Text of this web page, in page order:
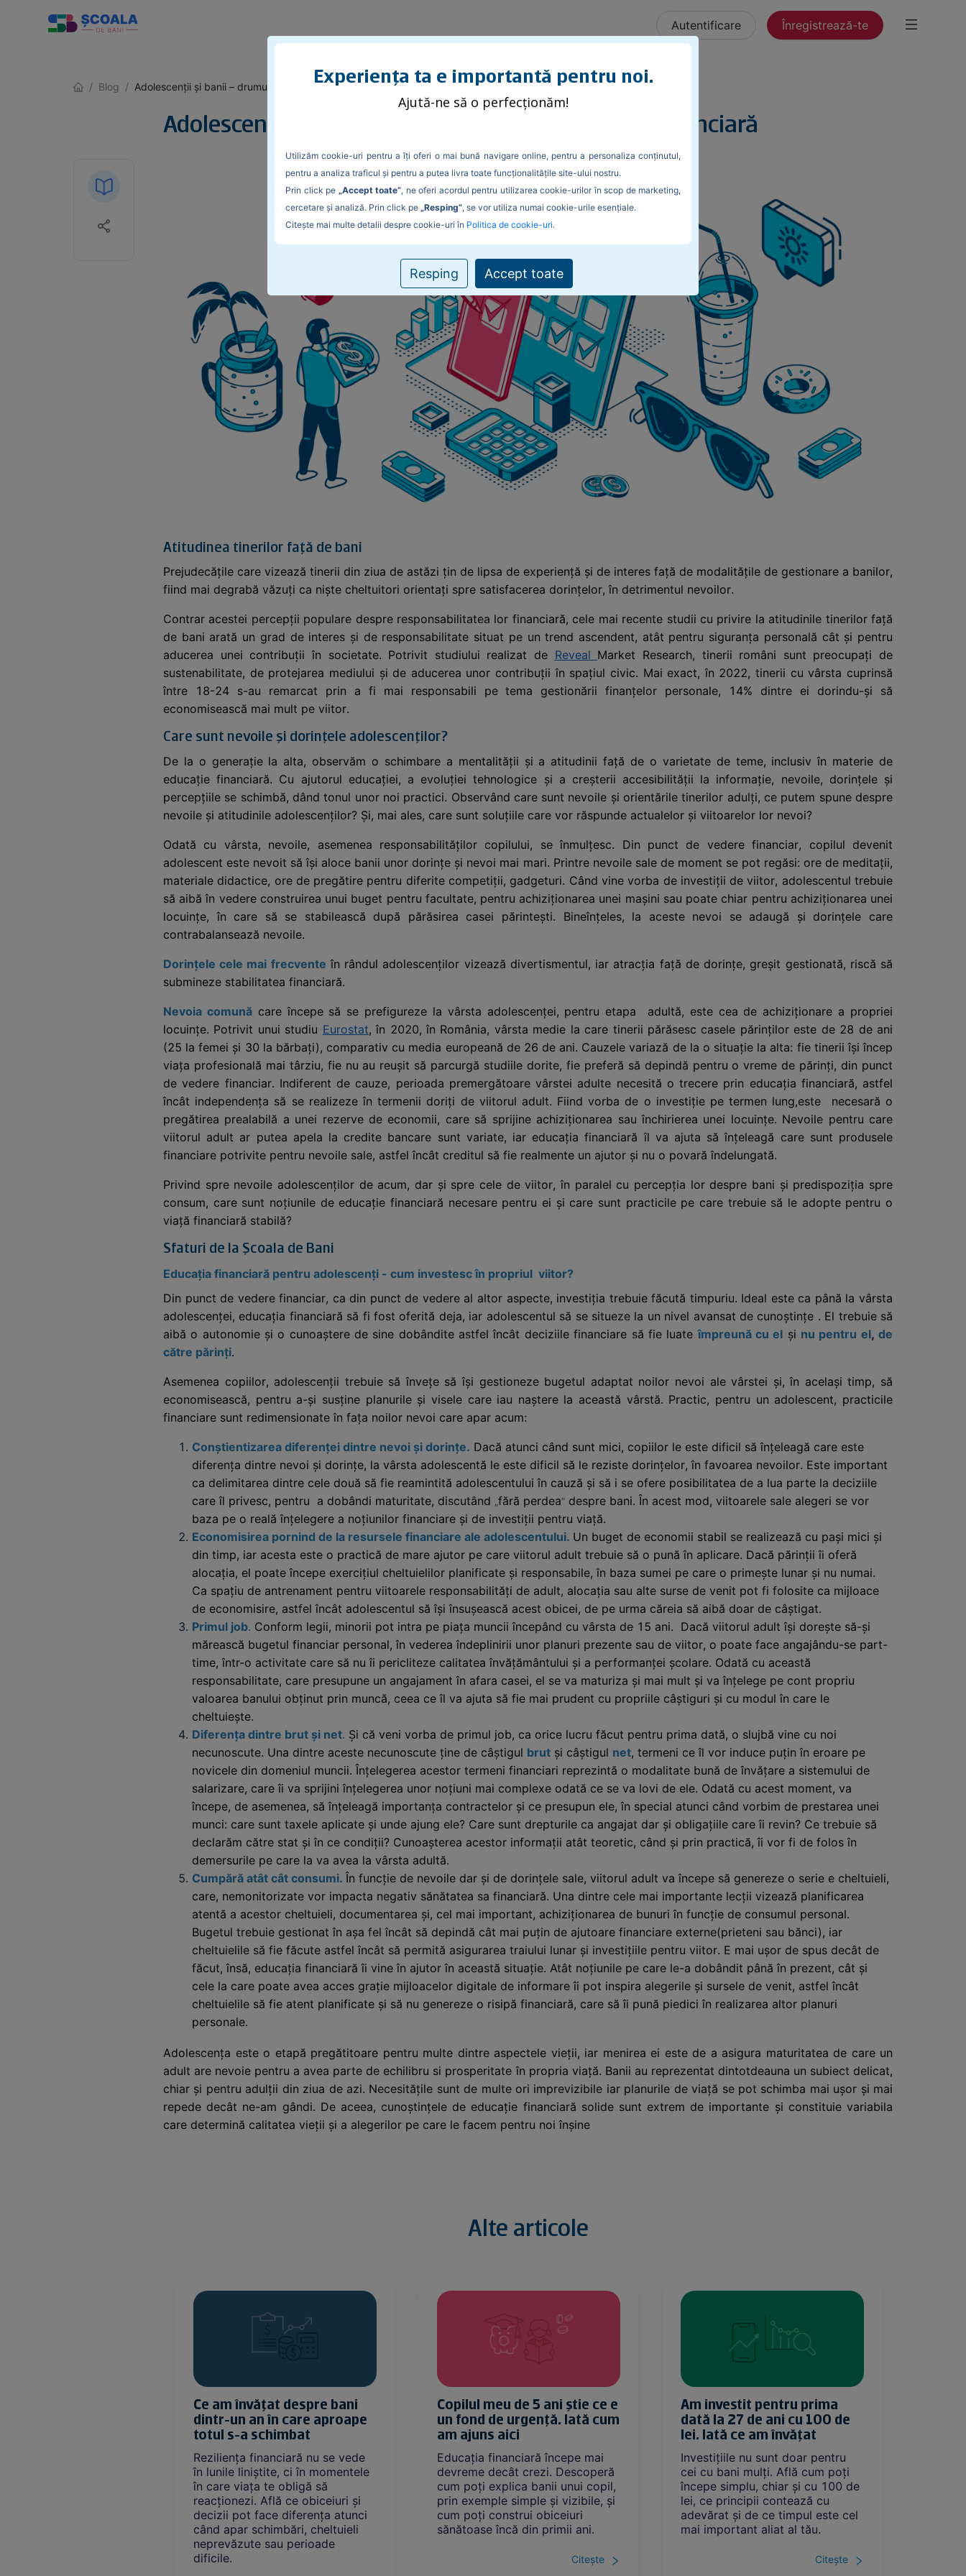
Autentificare Înregistrează-te
/ Blog / Adolescenții și banii – drumul spre maturitatea financiară
Adolescenții și banii – drumul spre maturitatea financiară
Atitudinea tinerilor față de bani
Prejudecățile care vizează tinerii din ziua de astăzi țin de lipsa de experiență și de interes față de modalitățile de gestionare a banilor,
fiind mai degrabă văzuți ca niște cheltuitori orientați spre satisfacerea dorințelor, în detrimentul nevoilor.
Contrar acestei percepții populare despre responsabilitatea lor financiară, cele mai recente studii cu privire la atitudinile tinerilor față
de bani arată un grad de interes și de responsabilitate situat pe un trend ascendent, atât pentru siguranța personală cât și pentru
aducerea unei contribuții în societate. Potrivit studiului realizat de Reveal Market Research, tinerii români sunt preocupați de
sustenabilitate, de protejarea mediului și de aducerea unor contribuții în spațiul civic. Mai exact, în 2022, tinerii cu vârsta cuprinsă
între 18-24 s-au remarcat prin a fi mai responsabili pe tema gestionării finanțelor personale, 14% dintre ei dorindu-și să
economisească mai mult pe viitor.
Care sunt nevoile și dorințele adolescenților?
De la o generație la alta, observăm o schimbare a mentalității și a atitudinii față de o varietate de teme, inclusiv în materie de
educație financiară. Cu ajutorul educației, a evoluției tehnologice și a creșterii accesibilității la informație, nevoile, dorințele și
percepțiile se schimbă, dând tonul unor noi practici. Observând care sunt nevoile și orientările tinerilor adulți, ce putem spune despre
nevoile și atitudinile adolescenților? Și, mai ales, care sunt soluțiile care vor răspunde actualelor și viitoarelor lor nevoi?
Odată cu vârsta, nevoile, asemenea responsabilităților copilului, se înmulțesc. Din punct de vedere financiar, copilul devenit
adolescent este nevoit să își aloce banii unor dorințe și nevoi mai mari. Printre nevoile sale de moment se pot regăsi: ore de meditații,
materiale didactice, ore de pregătire pentru diferite competiții, gadgeturi. Când vine vorba de investiții de viitor, adolescentul trebuie
să aibă în vedere construirea unui buget pentru facultate, pentru achiziționarea unei mașini sau poate chiar pentru achiziționarea unei
locuințe, în care să se stabilească după părăsirea casei părintești. Bineînțeles, la aceste nevoi se adaugă și dorințele care
contrabalansează nevoile.
Dorințele cele mai frecvente în rândul adolescenților vizează divertismentul, iar atracția față de dorințe, greșit gestionată, riscă să
submineze stabilitatea financiară.
Nevoia comunăcare începe să se prefigureze la vârsta adolescenței, pentru etapa adultă, este cea de achiziționare a propriei
locuințe. Potrivit unui studiu Eurostat, în 2020, în România, vârsta medie la care tinerii părăsesc casele părinților este de 28 de ani
(25 la femei și 30 la bărbați), comparativ cu media europeană de 26 de ani. Cauzele variază de la o situație la alta: fie tinerii își încep
viața profesională mai târziu, fie nu au reușit să parcurgă studiile dorite, fie preferă să depindă pentru o vreme de părinți, din punct
de vedere financiar. Indiferent de cauze, perioada premergătoare vârstei adulte necesită o trecere prin educația financiară, astfel
încât independența să se realizeze în termenii doriți de viitorul adult. Fiind vorba de o investiție pe termen lung,este necesară o
pregătirea prealabilă a unei rezerve de economii, care să sprijine achiziționarea sau închirierea unei locuințe. Nevoile pentru care
viitorul adult ar putea apela la credite bancare sunt variate, iar educația financiară îl va ajuta să înțeleagă care sunt produsele
financiare potrivite pentru nevoile sale, astfel încât creditul să fie realmente un ajutor și nu o povară îndelungată.
Privind spre nevoile adolescenților de acum, dar și spre cele de viitor, în paralel cu percepția lor despre bani și predispoziția spre
consum, care sunt noțiunile de educație financiară necesare pentru ei și care sunt practicile pe care trebuie să le adopte pentru o
viață financiară stabilă?
Sfaturi de la Școala de Bani
Educația financiară pentru adolescenți - cum investesc în propriul viitor?
Din punct de vedere financiar, ca din punct de vedere al altor aspecte, investiția trebuie făcută timpuriu. Ideal este ca până la vârsta
adolescenței, educația financiară să fi fost oferită deja, iar adolescentul să se situeze la un nivel avansat de cunoștințe . El trebuie să
aibă o autonomie și o cunoaștere de sine dobândite astfel încât deciziile financiare să fie luateîmpreună cu el și nu pentru el, de
către părinți.
Asemenea copiilor, adolescenții trebuie să învețe să își gestioneze bugetul adaptat noilor nevoi ale vârstei și, în același timp, să
economisească, pentru a-și susține planurile și visele care iau naștere la această vârstă. Practic, pentru un adolescent, practicile
financiare sunt redimensionate în fața noilor nevoi care apar acum:
Conștientizarea diferenței dintre nevoi și dorințe. Dacă atunci când sunt mici, copiilor le este dificil să înțeleagă care este
diferența dintre nevoi și dorințe, la vârsta adolescentă le este dificil să le reziste dorințelor, în favoarea nevoilor. Este important
ca delimitarea dintre cele două să fie reamintită adolescentului în cauză și să i se ofere posibilitatea de a lua parte la deciziile
care îl privesc, pentru a dobândi maturitate, discutând „fără perdea” despre bani. În acest mod, viitoarele sale alegeri se vor
baza pe o reală înțelegere a noțiunilor financiare și de investiții pentru viață.
Economisirea pornind de la resursele financiare ale adolescentului. Un buget de economii stabil se realizează cu pași mici și
din timp, iar acesta este o practică de mare ajutor pe care viitorul adult trebuie să o pună în aplicare. Dacă părinții îi oferă
alocația, el poate începe exercițiul cheltuielilor planificate și responsabile, în baza sumei pe care o primește lunar și nu numai.
Ca spațiu de antrenament pentru viitoarele responsabilități de adult, alocația sau alte surse de venit pot fi folosite ca mijloace
de economisire, astfel încât adolescentul să își însușească acest obicei, de pe urma căreia să aibă doar de câștigat.
Primul job. Conform legii, minorii pot intra pe piața muncii începând cu vârsta de 15 ani. Dacă viitorul adult își dorește să-și
mărească bugetul financiar personal, în vederea îndeplinirii unor planuri prezente sau de viitor, o poate face angajându-se part-
time, într-o activitate care să nu îi pericliteze calitatea învățământului și a performanței școlare. Odată cu această
responsabilitate, care presupune un angajament în afara casei, el se va maturiza și mai mult și va înțelege pe cont propriu
valoarea banului obținut prin muncă, ceea ce îl va ajuta să fie mai prudent cu propriile câștiguri și cu modul în care le
cheltuiește.
Diferența dintre brut și net. Și că veni vorba de primul job, ca orice lucru făcut pentru prima dată, o slujbă vine cu noi
necunoscute. Una dintre aceste necunoscute ține de câștigul brut și câștigul net, termeni ce îl vor induce puțin în eroare pe
novicele din domeniul muncii. Înțelegerea acestor termeni financiari reprezintă o modalitate bună de învățare a sistemului de
salarizare, care îi va sprijini înțelegerea unor noțiuni mai complexe odată ce se va lovi de ele. Odată cu acest moment, va
începe, de asemenea, să înțeleagă importanța contractelor și ce presupun ele, în special atunci când vorbim de prestarea unei
munci: care sunt taxele aplicate și unde ajung ele? Care sunt drepturile ca angajat dar și obligațiile care îi revin? Ce trebuie să
declarăm către stat și în ce condiții? Cunoașterea acestor informații atât teoretic, când și prin practică, îi vor fi de folos în
demersurile pe care la va avea la vârsta adultă.
Cumpără atât cât consumi. În funcție de nevoile dar și de dorințele sale, viitorul adult va începe să genereze o serie e cheltuieli,
care, nemonitorizate vor impacta negativ sănătatea sa financiară. Una dintre cele mai importante lecții vizează planificarea
atentă a acestor cheltuieli, documentarea și, cel mai important, achiziționarea de bunuri în funcție de consumul personal.
Bugetul trebuie gestionat în așa fel încât să depindă cât mai puțin de ajutoare financiare externe(prieteni sau bănci), iar
cheltuielile să fie făcute astfel încât să permită asigurarea traiului lunar și investițiile pentru viitor. E mai ușor de spus decât de
făcut, însă, educația financiară îi vine în ajutor în această situație. Atât noțiunile pe care le-a dobândit până în prezent, cât și
cele la care poate avea acces grație mijloacelor digitale de informare îi pot inspira alegerile și sursele de venit, astfel încât
cheltuielile să fie atent planificate și să nu genereze o risipă financiară, care să îi pună piedici în realizarea altor planuri
personale.
Adolescența este o etapă pregătitoare pentru multe dintre aspectele vieții, iar menirea ei este de a asigura maturitatea de care un
adult are nevoie pentru a avea parte de echilibru si prosperitate în propria viață. Banii au reprezentat dintotdeauna un subiect delicat,
chiar și pentru adulții din ziua de azi. Necesitățile sunt de multe ori imprevizibile iar planurile de viață se pot schimba mai ușor și mai
repede decât ne-am gândi. De aceea, cunoștințele de educație financiară solide sunt extrem de importante și constituie variabila
care determină calitatea vieții și a alegerilor pe care le facem pentru noi înșine
Alte articole
Ce am învățat despre bani
dintr-un an în care aproape
totul s-a schimbat
Reziliența financiară nu se vede
în lunile liniștite, ci în momentele
în care viața te obligă să
reacționezi. Află ce obiceiuri și
decizii pot face diferența atunci
când apar schimbări, cheltuieli
neprevăzute sau perioade
dificile.
Copilul meu de 5 ani știe ce e
un fond de urgență. Iată cum
am ajuns aici
Educația financiară începe mai
devreme decât crezi. Descoperă
cum poți explica banii unui copil,
prin exemple simple și vizibile, și
cum poți construi obiceiuri
sănătoase încă din primii ani.
Citește
Am investit pentru prima
dată la 27 de ani cu 100 de
lei. Iată ce am învățat
Investițiile nu sunt doar pentru
cei cu bani mulți. Află cum poți
începe simplu, chiar și cu 100 de
lei, ce principii contează cu
adevărat și de ce timpul este cel
mai important aliat al tău.
Citește
Experiența ta e importantă pentru noi.
Ajută-ne să o perfecționăm!
Utilizăm cookie-uri pentru a îți oferi o mai bună navigare online, pentru a personaliza conținutul,
pentru a analiza traficul și pentru a putea livra toate funcționalitățile site-ului nostru.
Prin click pe „Accept toate”, ne oferi acordul pentru utilizarea cookie-urilor în scop de marketing,
cercetare și analiză. Prin click pe „Resping”, se vor utiliza numai cookie-urile esențiale.
Citește mai multe detalii despre cookie-uri în Politica de cookie-uri.
Resping Accept toate